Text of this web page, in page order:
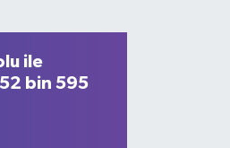
ile
bin 595